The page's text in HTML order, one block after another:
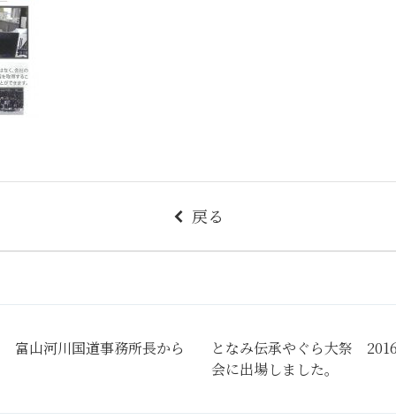
戻る
山河川国道事務所長から
となみ伝承やぐら大祭
会に出場しました。